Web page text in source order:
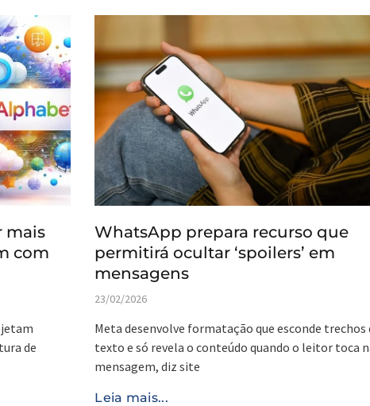
mais
com
de
WhatsApp prepara recurso que
permitirá ocultar ‘spoilers’ em
mensagens
23/02/2026
Meta desenvolve formatação que esconde trechos
texto e só revela o conteúdo quando o leitor toca
mensagem, diz site
Leia mais...